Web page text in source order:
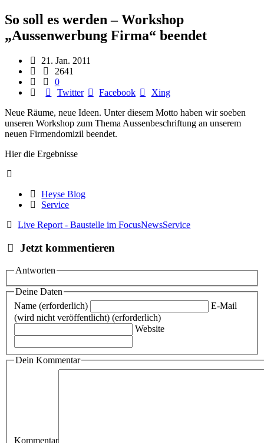
So soll es werden – Workshop
„Aussenwerbung Firma“ beendet
21. Jan. 2011
2641
0
Twitter
Facebook
Xing
Neue Räume, neue Ideen. Unter diesem Motto haben wir soeben
unseren Workshop zum Thema Aussenbeschriftung an unserem
neuen Firmendomizil beendet.
Hier die Ergebnisse
Heyse Blog
Service
Live Report - Baustelle im FocusNewsService
Jetzt kommentieren
Antworten
Deine Daten
Name (erforderlich)
E-Mail
(wird nicht veröffentlicht) (erforderlich)
Website
Dein Kommentar
Kommentar